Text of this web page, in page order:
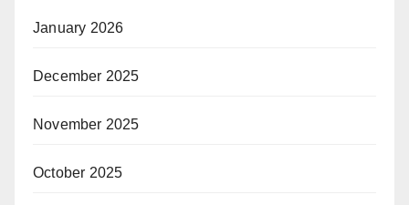
January 2026
December 2025
November 2025
October 2025